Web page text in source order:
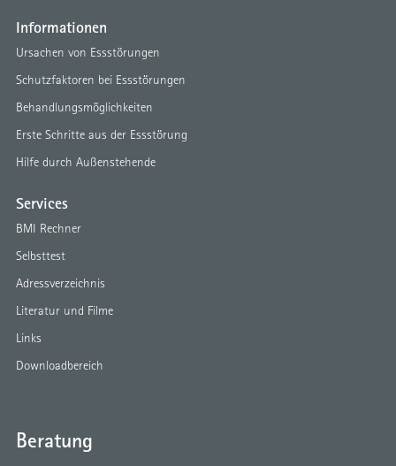
Informationen
Ursachen von Essstörungen
Schutzfaktoren bei Essstörungen
Behandlungsmöglichkeiten
Erste Schritte aus der Essstörung
Hilfe durch Außenstehende
Services
BMI Rechner
Selbsttest
Adressverzeichnis
Literatur und Filme
Links
Downloadbereich
Beratung